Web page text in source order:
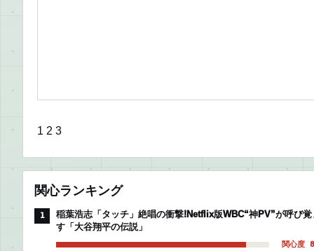
1 2 3
関心ランキング
1
稲葉浩志「タッチ」絶唱の衝撃!Netflix版WBC“神PV”が呼び覚
す「大谷翔平の伝説」
関心度